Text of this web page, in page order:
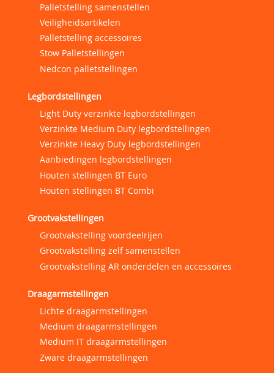
Palletstelling samenstellen
Veiligheidsartikelen
Palletstelling accessoires
Stow Palletstellingen
Nedcon palletstellingen
Legbordstellingen
Light Duty verzinkte legbordstellingen
Verzinkte Medium Duty legbordstellingen
Verzinkte Heavy Duty legbordstellingen
Aanbiedingen legbordstellingen
Houten stellingen BT Euro
Houten stellingen BT Combi
Grootvakstellingen
Grootvakstelling voordeelrijen
Grootvakstelling zelf samenstellen
Grootvakstelling AR onderdelen en accessoires
Draagarmstellingen
Lichte draagarmstellingen
Medium draagarmstellingen
Medium IT draagarmstellingen
Zware draagarmstellingen